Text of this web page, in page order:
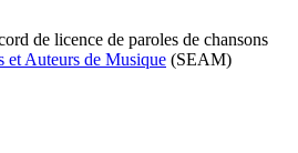
de licence de paroles de chansons
et Auteurs de Musique (SEAM)